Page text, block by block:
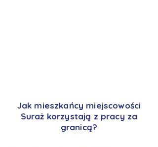
Jak mieszkańcy miejscowości
Suraż korzystają z pracy za
granicą?